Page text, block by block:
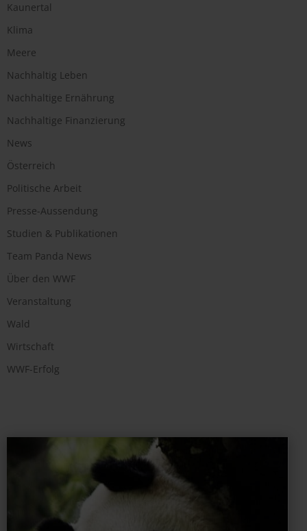
Kaunertal
Klima
Meere
Nachhaltig Leben
Nachhaltige Ernährung
Nachhaltige Finanzierung
News
Österreich
Politische Arbeit
Presse-Aussendung
Studien & Publikationen
Team Panda News
Über den WWF
Veranstaltung
Wald
Wirtschaft
WWF-Erfolg